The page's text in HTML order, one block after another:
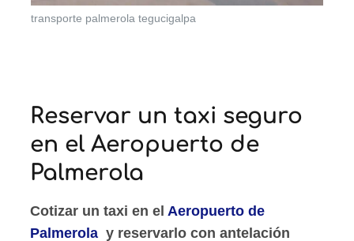
transporte palmerola tegucigalpa
Reservar un taxi seguro
en el Aeropuerto de
Palmerola
Cotizar un taxi en el Aeropuerto de
Palmerola y reservarlo con antelación